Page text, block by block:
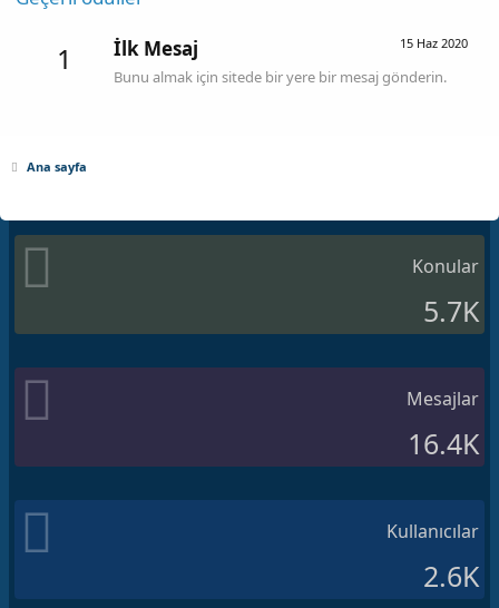
1 15 Haz 2020
İlk Mesaj
Bunu almak için sitede bir yere bir mesaj gönderin.
Ana sayfa
Konular
5.7K
Mesajlar
16.4K
Kullanıcılar
2.6K